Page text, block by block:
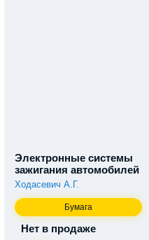
Электронные системы
зажигания автомобилей
Ходасевич А.Г.
Бумага
Нет в продаже